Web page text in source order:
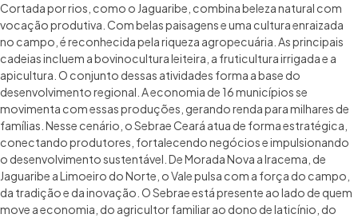
Cortada por rios, como o Jaguaribe, combina beleza natural com
vocação produtiva. Com belas paisagens e uma cultura enraizada
no campo, é reconhecida pela riqueza agropecuária. As principais
cadeias incluem a bovinocultura leiteira, a fruticultura irrigada e a
apicultura. O conjunto dessas atividades forma a base do
desenvolvimento regional. A economia de 16 municípios se
movimenta com essas produções, gerando renda para milhares de
famílias. Nesse cenário, o Sebrae Ceará atua de forma estratégica,
conectando produtores, fortalecendo negócios e impulsionando
o desenvolvimento sustentável. De Morada Nova a Iracema, de
Jaguaribe a Limoeiro do Norte, o Vale pulsa com a força do campo,
da tradição e da inovação. O Sebrae está presente ao lado de quem
move a economia, do agricultor familiar ao dono de laticínio, do